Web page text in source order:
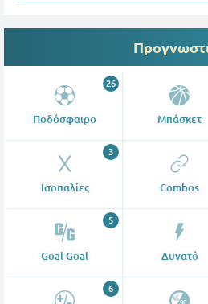
Ποδόσφαιρο
26
Μπάσκετ
Ισοπαλίες
3
Combos
Goal Goal
5
Δυνατό
6